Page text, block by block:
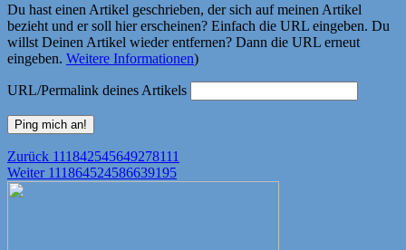
Du hast einen Artikel geschrieben, der sich auf meinen Artikel
bezieht und er soll hier erscheinen? Einfach die URL eingeben. Du
willst Deinen Artikel wieder entfernen? Dann die URL erneut
eingeben. Weitere Informationen)
URL/Permalink deines Artikels
Beitragsnavigation
Zurück Vorheriger
Beitrag:
111842545649278111
Weiter Nächster
111864524586639195